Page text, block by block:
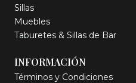
Sillas
Muebles
Taburetes & Sillas de Bar
INFORMACIÓN
Términos y Condiciones